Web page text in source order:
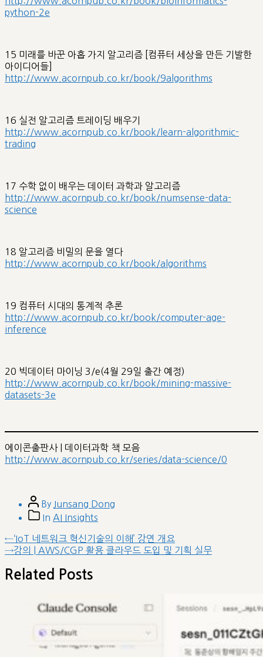
python-2e
15 미래를 바꾼 아홉 가지 알고리즘 [컴퓨터 세상을 만든 기발한
아이디어들]
http://www.acornpub.co.kr/book/9algorithms
16 실전 알고리즘 트레이딩 배우기
http://www.acornpub.co.kr/book/learn-algorithmic-
trading
17 수학 없이 배우는 데이터 과학과 알고리즘
http://www.acornpub.co.kr/book/numsense-data-
science
18 알고리즘 비밀의 문을 열다
http://www.acornpub.co.kr/book/algorithms
19 컴퓨터 시대의 통계적 추론
http://www.acornpub.co.kr/book/computer-age-
inference
20 빅데이터 마이닝 3/e(4월 29일 출간 예정)
http://www.acornpub.co.kr/book/mining-massive-
datasets-3e
에이콘출판사 | 데이터과학 책 모음
http://www.acornpub.co.kr/series/data-science/0
Post
author
By Junsang Dong
PostIn AI Insights
글
내
비
게
←Previous
post:
‘IoT 네트워크 혁신기술의 이해’ 강연 개요
→Next
강의 | AWS/CGP 활용 클라우드 도입 및 기획 실무
Related Posts